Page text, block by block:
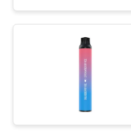
ΠΟΙΟΤΙΚΌΣ
ΈΛΕΓΧΟΣ
ΖΗΤΉΣΤΕ
Μίας